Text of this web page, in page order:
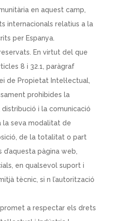
en aquest camp,
internacionals relatius a la
per Espanya.
En virtut del que
8 i 32.1, paràgraf
de Propietat Intel·lectual,
prohibides la
i la comunicació
la seva modalitat de
de la totalitat o part
pàgina web,
en qualsevol suport i
tècnic, si n l’autorització
a respectar els drets